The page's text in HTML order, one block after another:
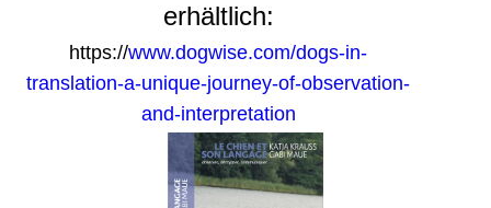
erhältlich:
https://www.dogwise.com/dogs-in-
translation-a-unique-journey-of-observation-
and-interpretation